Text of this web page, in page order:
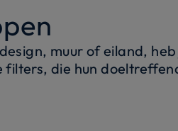
muur of eiland,
die hun
dat eenvoudig